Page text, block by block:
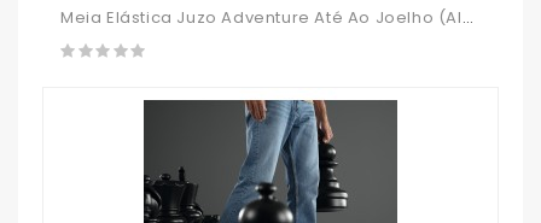
Meia Elástica Juzo Adventure Até Ao Joelho (algodão)